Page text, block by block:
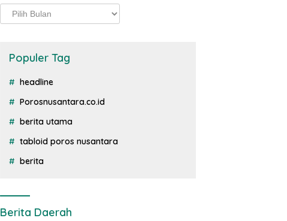
Arsip
Populer Tag
headline
Porosnusantara.co.id
berita utama
tabloid poros nusantara
berita
Berita Daerah